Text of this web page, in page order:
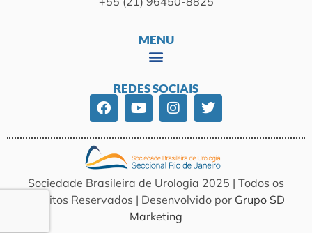
MENU
REDES SOCIAIS
Sociedade Brasileira de Urologia 2025 | Todos os
Direitos Reservados | Desenvolvido por Grupo SD
Marketing